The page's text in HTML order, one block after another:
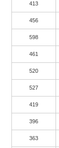
413
456
598
461
520
527
419
396
363